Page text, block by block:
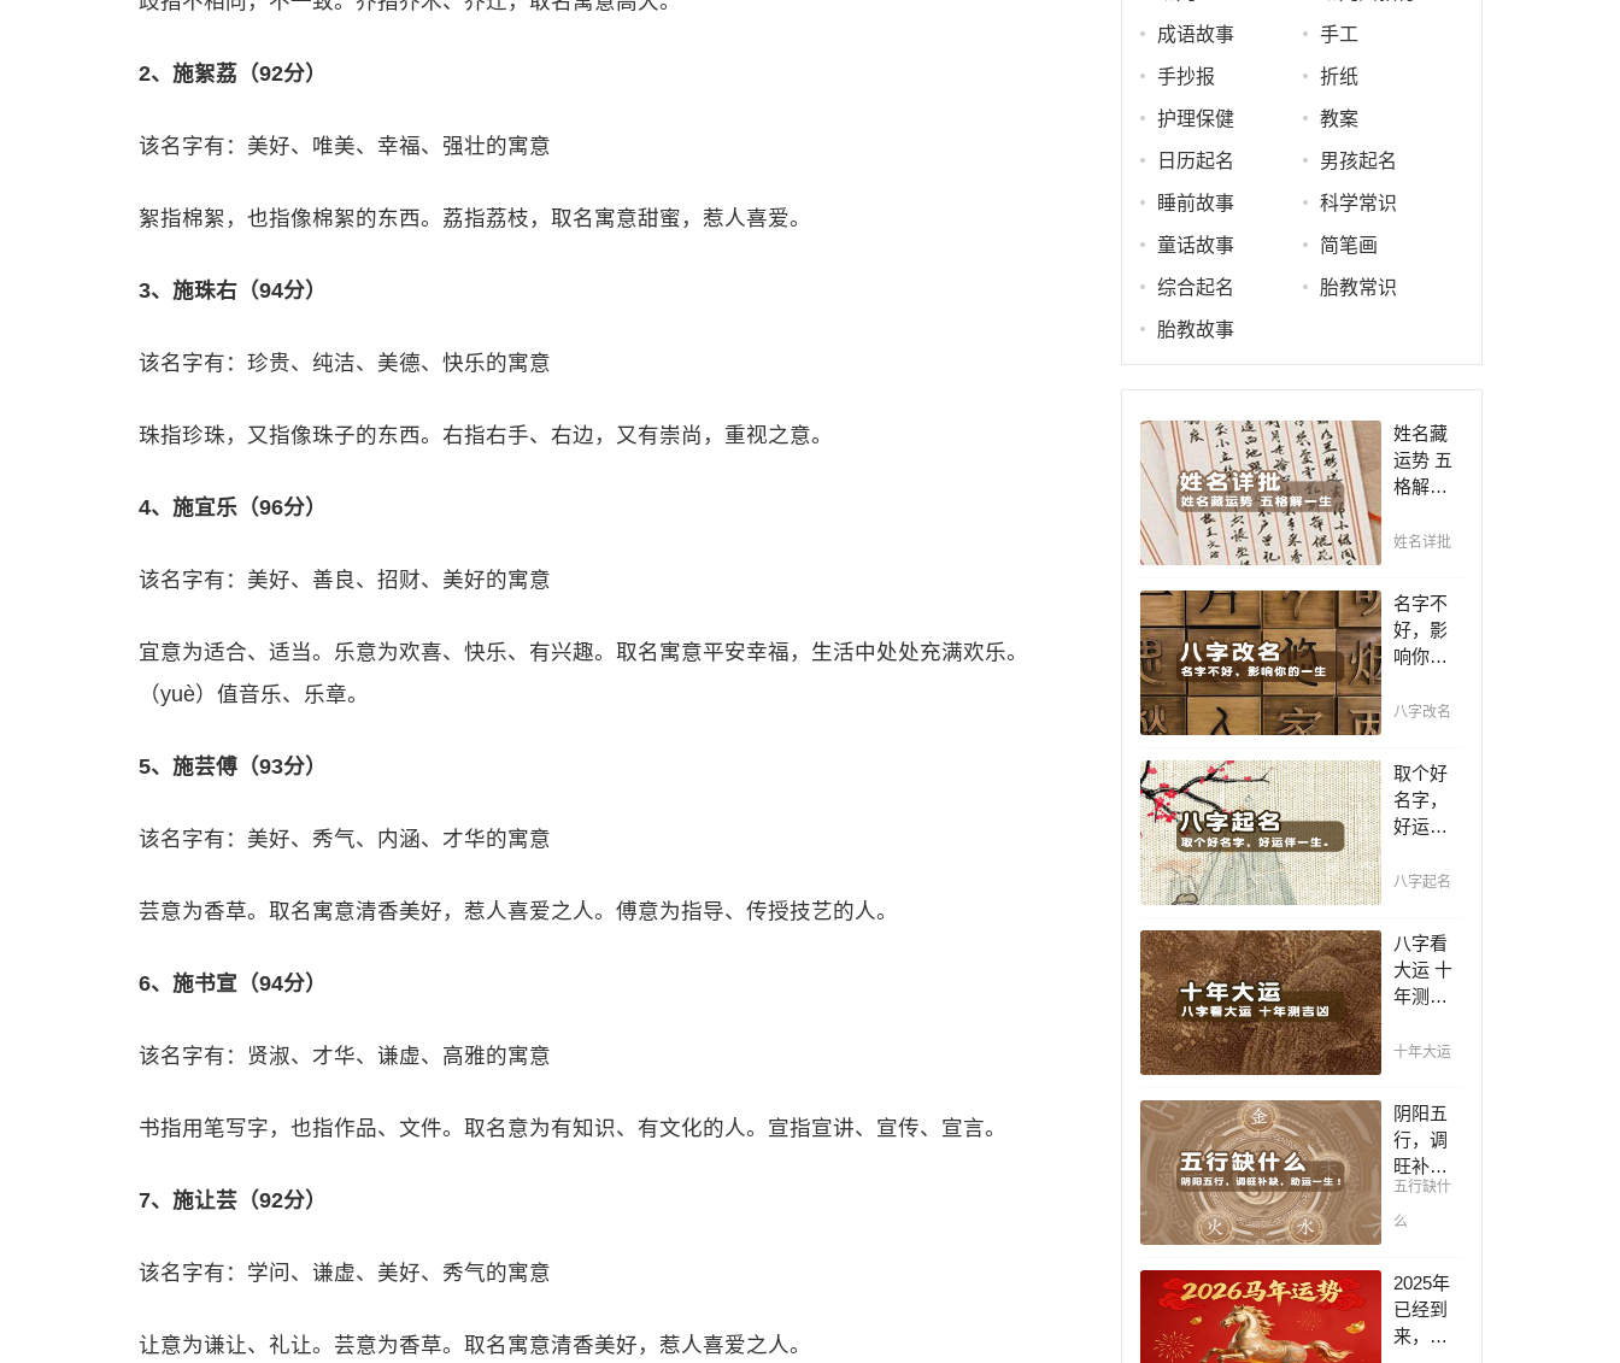
2、施絮荔（92分）
该名字有：美好、唯美、幸福、强壮的寓意
絮指棉絮，也指像棉絮的东西。荔指荔枝，取名寓意甜蜜，惹人喜爱。
3、施珠右（94分）
该名字有：珍贵、纯洁、美德、快乐的寓意
珠指珍珠，又指像珠子的东西。右指右手、右边，又有崇尚，重视之意。
4、施宜乐（96分）
该名字有：美好、善良、招财、美好的寓意
宜意为适合、适当。乐意为欢喜、快乐、有兴趣。取名寓意平安幸福，生活中处处充满欢乐。
（yuè）值音乐、乐章。
5、施芸傅（93分）
该名字有：美好、秀气、内涵、才华的寓意
芸意为香草。取名寓意清香美好，惹人喜爱之人。傅意为指导、传授技艺的人。
6、施书宣（94分）
该名字有：贤淑、才华、谦虚、高雅的寓意
书指用笔写字，也指作品、文件。取名意为有知识、有文化的人。宣指宣讲、宣传、宣言。
7、施让芸（92分）
该名字有：学问、谦虚、美好、秀气的寓意
让意为谦让、礼让。芸意为香草。取名寓意清香美好，惹人喜爱之人。
成语故事 手工
手抄报 折纸
护理保健 教案
日历起名 男孩起名
睡前故事 科学常识
童话故事 简笔画
综合起名 胎教常识
胎教故事
姓名藏
运势 五
格解一
名判断
吉凶，
你的名
字真的
适合你
姓名详批
名字不
好，影
响你的
一个好
金，好
名字让
你增加
自信、
顺！
八字改名
取个好
名字，
好运伴
赐子千
如教子
一艺；
教子一
艺，不
好名！
八字起名
八字看
大运 十
年测吉
年一运
凶，未
来命运
全知
晓。
十年大运
阴阳五
行，调
旺补
缺，助
运一
晓五
行，把
控起伏
波澜，
五行缺什
么
2025年
已经到
来，如